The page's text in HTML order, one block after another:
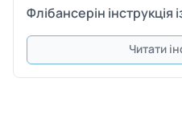
Флібансерін інструкція
Читати